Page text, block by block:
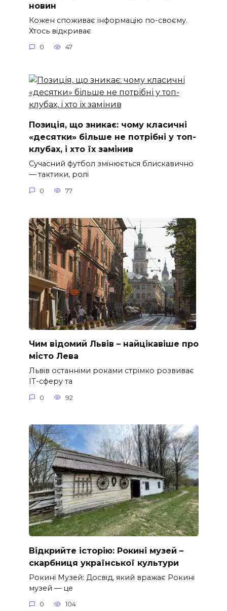
новин
Кожен споживає інформацію по-своєму.
Хтось відкриває
0 47
Позиція, що зникає: чому класичні
«десятки» більше не потрібні у топ-
клубах, і хто їх замінив
Сучасний футбол змінюється блискавично
— тактики, ролі
0 77
Чим відомий Львів – найцікавіше про
місто Лева
Львів останніми роками стрімко розвиває
ІТ-сферу та
0 92
Відкрийте історію: Рокині музей –
скарбниця української культури
Рокині Музей: Досвід, який вражає Рокині
музей — це
0 104